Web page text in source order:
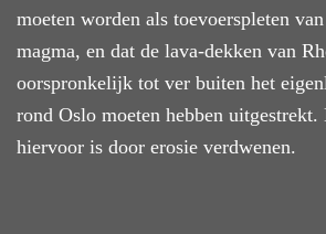
moeten worden als toevoerspleten
magma, en dat de lava-dekken van
oorspronkelijk tot ver buiten het
rond Oslo moeten hebben
hiervoor is door erosie verdwenen.